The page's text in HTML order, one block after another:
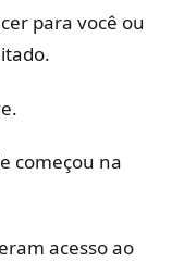
para você ou
começou na
acesso ao